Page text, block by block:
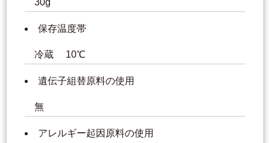
30g
保存温度帯
冷蔵 10℃
遺伝子組替原料の使用
無
アレルギー起因原料の使用